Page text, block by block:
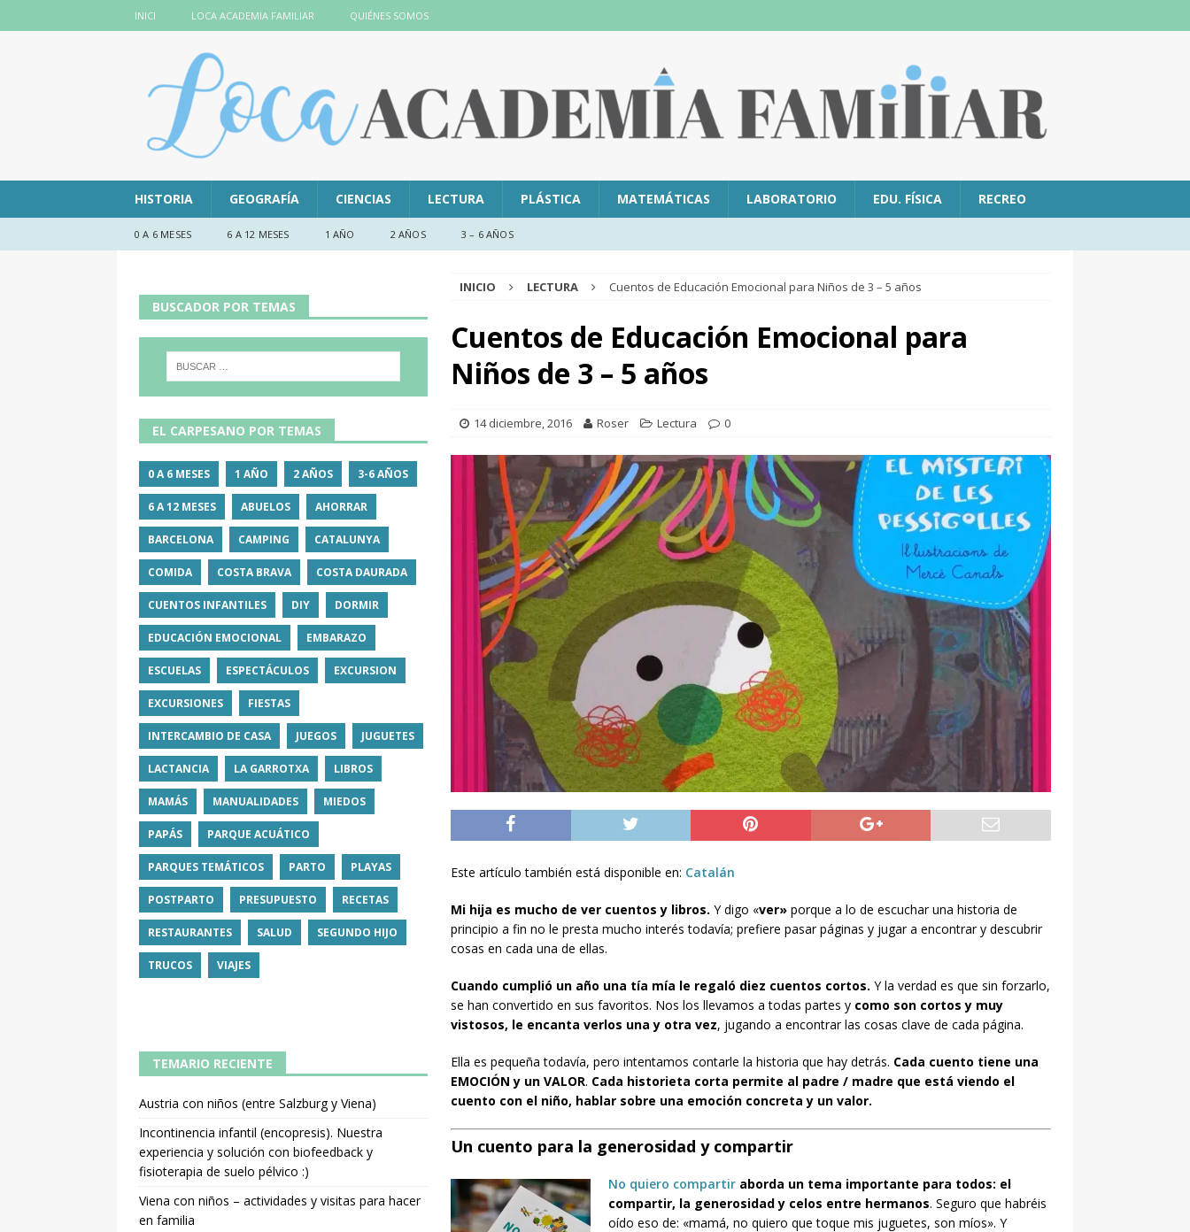
INICI LOCA ACADEMIA FAMILIAR QUIÉNES SOMOS
HISTORIA GEOGRAFÍA CIENCIAS LECTURA PLÁSTICA MATEMÁTICAS LABORATORIO EDU. FÍSICA RECREO
0 A 6 MESES 6 A 12 MESES 1 AÑO 2 AÑOS 3 – 6 AÑOS
INICIO LECTURA Cuentos de Educación Emocional para Niños de 3 – 5 años
Cuentos de Educación Emocional para
Niños de 3 – 5 años
14 diciembre, 2016 Roser Lectura 0
Este artículo también está disponible en: Catalán
Mi hija es mucho de ver cuentos y libros. Y digo «ver»porque a lo de escuchar una historia de
principio a fin no le presta mucho interés todavía; prefiere pasar páginas y jugar a encontrar y descubrir
cosas en cada una de ellas.
Cuando cumplió un año una tía mía le regaló diez cuentos cortos. Y la verdad es que sin forzarlo,
se han convertido en sus favoritos. Nos los llevamos a todas partes y como son cortos y muy
vistosos, le encanta verlos una y otra vez, jugando a encontrar las cosas clave de cada página.
Ella es pequeña todavía, pero intentamos contarle la historia que hay detrás. Cada cuento tiene una
EMOCIÓN y un VALOR. Cada historieta corta permite al padre / madre que está viendo el
cuento con el niño, hablar sobre una emoción concreta y un valor.
Un cuento para la generosidad y compartir
No quiero compartiraborda un tema importante para todos: el
compartir, la generosidad y celos entre hermanos. Seguro que habréis
oído eso de: «mamá, no quiero que toque mis juguetes, son míos». Y
BUSCADOR POR TEMAS
EL CARPESANO POR TEMAS
0 A 6 MESES 1 AÑO 2 AÑOS 3-6 AÑOS
6 A 12 MESES ABUELOS AHORRAR
BARCELONA CAMPING CATALUNYA
COMIDA COSTA BRAVA COSTA DAURADA
CUENTOS INFANTILES DIY DORMIR
EDUCACIÓN EMOCIONAL EMBARAZO
ESCUELAS ESPECTÁCULOS EXCURSION
EXCURSIONES FIESTAS
INTERCAMBIO DE CASA JUEGOS JUGUETES
LACTANCIA LA GARROTXA LIBROS
MAMÁS MANUALIDADES MIEDOS
PAPÁS PARQUE ACUÁTICO
PARQUES TEMÁTICOS PARTO PLAYAS
POSTPARTO PRESUPUESTO RECETAS
RESTAURANTES SALUD SEGUNDO HIJO
TRUCOS VIAJES
TEMARIO RECIENTE
Austria con niños (entre Salzburg y Viena)
Incontinencia infantil (encopresis). Nuestra
experiencia y solución con biofeedback y
fisioterapia de suelo pélvico :)
Viena con niños – actividades y visitas para hacer
en familia